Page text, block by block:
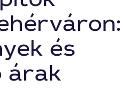
és
árak